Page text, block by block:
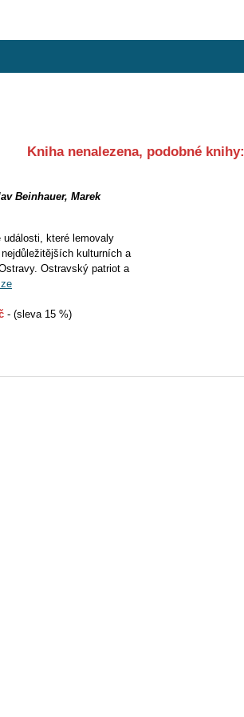
Kniha nenalezena, podobné knihy:
Beinhauer, Marek
události, které lemovaly
kulturních a
Ostravský patriot a
- (sleva 15 %)